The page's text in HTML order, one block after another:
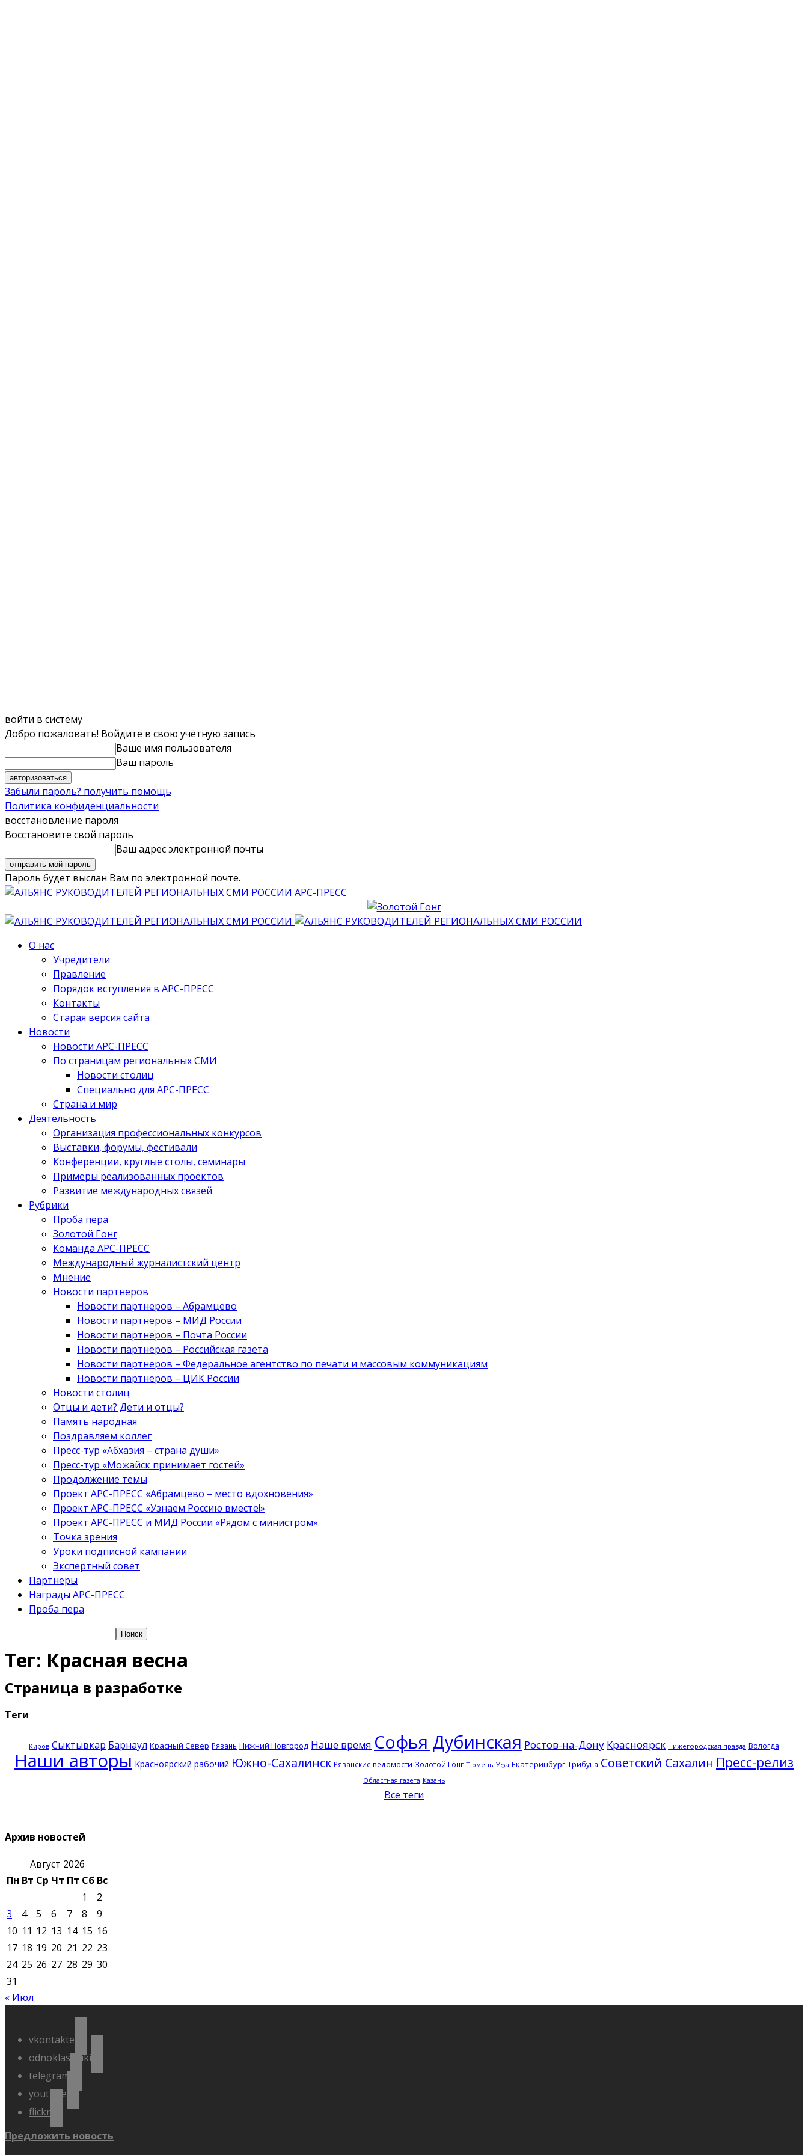
войти в систему
Добро пожаловать! Войдите в свою учётную запись
Ваше имя пользователя
Ваш пароль
Забыли пароль? получить помощь
Политика конфиденциальности
восстановление пароля
Восстановите свой пароль
Ваш адрес электронной почты
Пароль будет выслан Вам по электронной почте.
АРС-ПРЕСС
О нас
Учредители
Правление
Порядок вступления в АРС-ПРЕСС
Контакты
Старая версия сайта
Новости
Новости АРС-ПРЕСС
По страницам региональных СМИ
Новости столиц
Специально для АРС-ПРЕСС
Страна и мир
Деятельность
Организация профессиональных конкурсов
Выставки, форумы, фестивали
Конференции, круглые столы, семинары
Примеры реализованных проектов
Развитие международных связей
Рубрики
Проба пера
Золотой Гонг
Команда АРС-ПРЕСС
Международный журналистский центр
Мнение
Новости партнеров
Новости партнеров – Абрамцево
Новости партнеров – МИД России
Новости партнеров – Почта России
Новости партнеров – Российская газета
Новости партнеров – Федеральное агентство по печати и массовым коммуникациям
Новости партнеров – ЦИК России
Новости столиц
Отцы и дети? Дети и отцы?
Память народная
Поздравляем коллег
Пресс-тур «Абхазия – страна души»
Пресс-тур «Можайск принимает гостей»
Продолжение темы
Проект АРС-ПРЕСС «Абрамцево – место вдохновения»
Проект АРС-ПРЕСС «Узнаем Россию вместе!»
Проект АРС-ПРЕСС и МИД России «Рядом с министром»
Точка зрения
Уроки подписной кампании
Экспертный совет
Партнеры
Награды АРС-ПРЕСС
Проба пера
Тег: Красная весна
Страница в разработке
Теги
Киров Сыктывкар Барнаул Красный Север Рязань Нижний Новгород Наше время Софья Дубинская Ростов-на-Дону Красноярск Нижегородская правда Вологда
Наши авторы Красноярский рабочий Южно-Сахалинск Рязанские ведомости Золотой Гонг Тюмень Уфа Екатеринбург Трибуна Советский Сахалин Пресс-релиз
Областная газета Казань
Все теги
Архив новостей
Август 2026
Пн Вт Ср Чт Пт Сб Вс
1
2
3
4 5 6 7 8
9
10 11 12 13 14 15 16
17 18 19 20 21 22 23
24 25 26 27 28 29 30
31
« Июл
vkontakte
odnoklassniki
telegram
youtube
flickr
Предложить новость